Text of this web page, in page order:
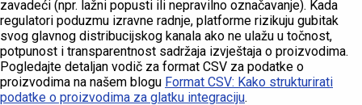
zavadeći (npr. lažni popusti ili nepravilno označavanje). Kada
regulatori poduzmu izravne radnje, platforme rizikuju gubitak
svog glavnog distribucijskog kanala ako ne ulažu u točnost,
potpunost i transparentnost sadržaja izvještaja o proizvodima.
Pogledajte detaljan vodič za format CSV za podatke o
proizvodima na našem blogu Format CSV: Kako strukturirati
podatke o proizvodima za glatku integraciju.